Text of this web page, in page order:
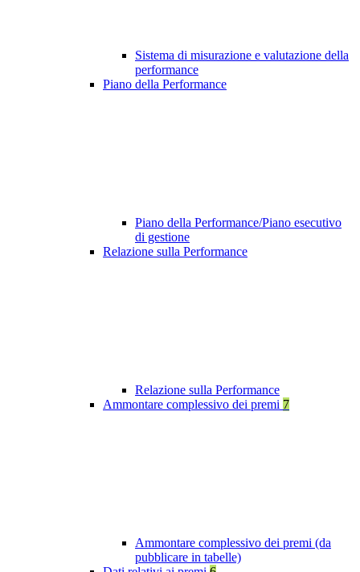
Sistema di misurazione e valutazione della
performance
Piano della Performance
Piano della Performance/Piano esecutivo
di gestione
Relazione sulla Performance
Relazione sulla Performance
Ammontare complessivo dei premi 7
Ammontare complessivo dei premi (da
pubblicare in tabelle)